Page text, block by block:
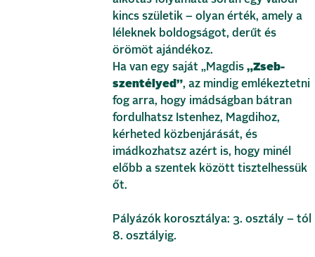
kincs születik – olyan érték, amely a
léleknek boldogságot, derűt és
örömöt ajándékoz.
Ha van egy saját „Magdis „Zseb-
szentélyed”, az mindig emlékeztetni
fog arra, hogy imádságban bátran
fordulhatsz Istenhez, Magdihoz,
kérheted közbenjárását, és
imádkozhatsz azért is, hogy minél
előbb a szentek között tisztelhessük
őt.
Pályázók korosztálya: 3. osztály – tól
8. osztályig.